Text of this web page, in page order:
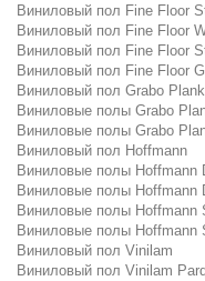
Виниловый пол Fine Floor
Виниловый пол Fine Floor
Виниловый пол Fine Floor
Виниловый пол Fine Floor
Виниловый пол Grabo Plank
Виниловые полы Grabo
Виниловые полы Grabo
Виниловый пол Hoffmann
Виниловые полы Hoffmann
Виниловые полы Hoffmann
Виниловые полы Hoffmann
Виниловые полы Hoffmann
Виниловый пол Vinilam
Виниловый пол Vinilam